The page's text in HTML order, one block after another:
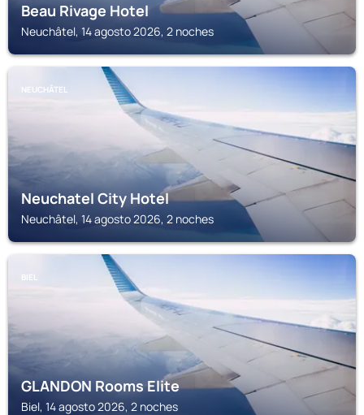
Beau Rivage Hotel
Neuchâtel, 14 agosto 2026, 2 noches
NEUCHÂTEL
Neuchatel City Hotel
Neuchâtel, 14 agosto 2026, 2 noches
BIEL
GLANDON Rooms Elite
Biel, 14 agosto 2026, 2 noches